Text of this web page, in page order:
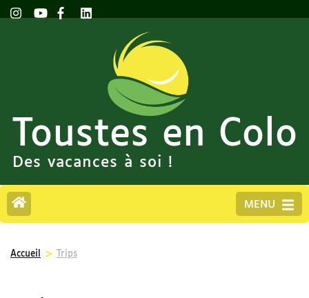
Toustes en Colo
Des vacances à soi !
MENU
Accueil > Trips